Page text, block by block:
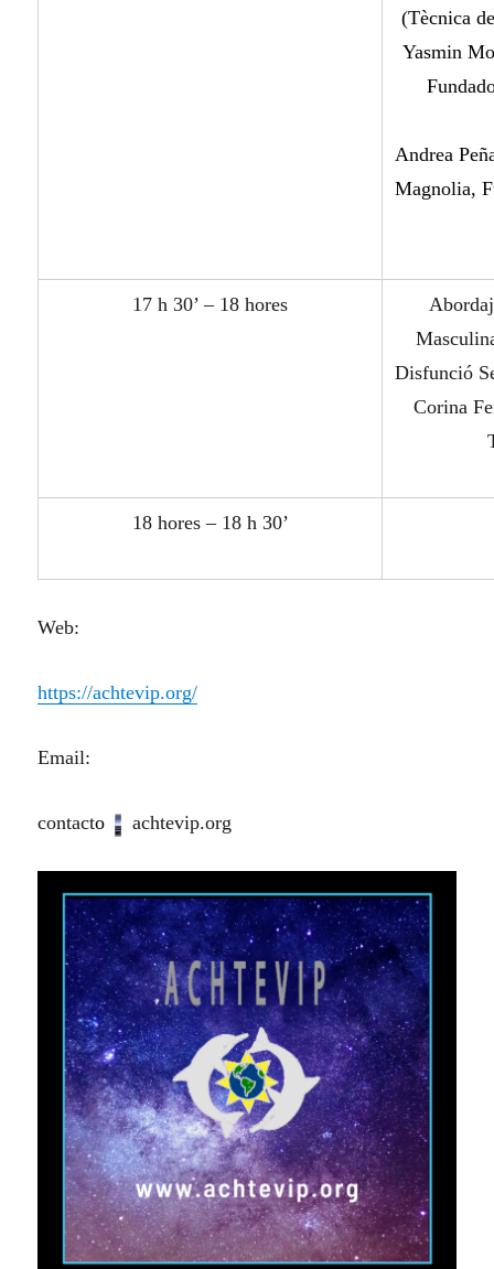
(Tècnica
Yasmin
Andrea
Magnolia,
17 h 30’ – 18 hores
Disfunció
Corina
18 hores – 18 h 30’
Web:
https://achtevip.org/
Email:
contacto achtevip.org